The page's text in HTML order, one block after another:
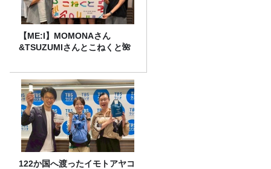
【ME:I】MOMONAさん
&TSUZUMIさんとこねくと🌺
122か国へ渡ったイモトアヤコ